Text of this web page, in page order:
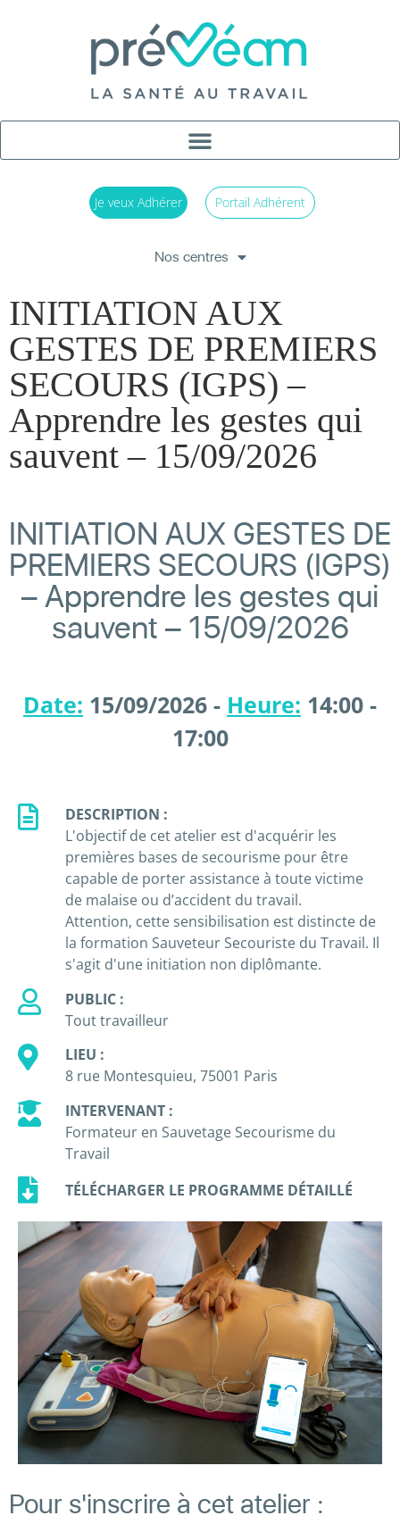
Je veux Adhérer Portail Adhérent
Nos centres
INITIATION AUX
GESTES DE PREMIERS
SECOURS (IGPS) –
Apprendre les gestes qui
sauvent – 15/09/2026
INITIATION AUX GESTES DE
PREMIERS SECOURS (IGPS)
– Apprendre les gestes qui
sauvent – 15/09/2026
Date: 15/09/2026 - Heure: 14:00 -
17:00
DESCRIPTION :
L'objectif de cet atelier est d'acquérir les
premières bases de secourisme pour être
capable de porter assistance à toute victime
de malaise ou d’accident du travail.
Attention, cette sensibilisation est distincte de
la formation Sauveteur Secouriste du Travail. Il
s'agit d'une initiation non diplômante.
PUBLIC :
Tout travailleur
LIEU :
8 rue Montesquieu, 75001 Paris
INTERVENANT :
Formateur en Sauvetage Secourisme du
Travail
TÉLÉCHARGER LE PROGRAMME DÉTAILLÉ
Pour s'inscrire à cet atelier :